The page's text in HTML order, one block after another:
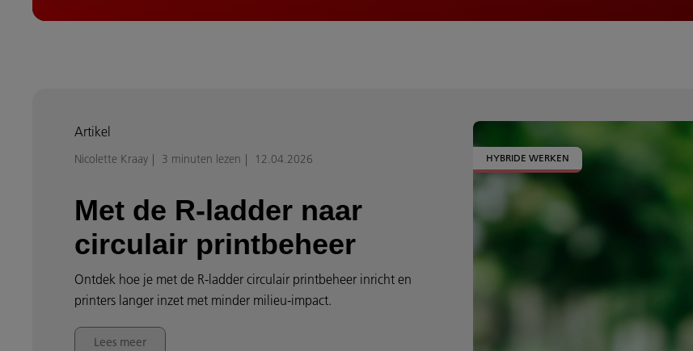
Artikel
Nicolette Kraay 3 minuten lezen 12.04.2026
Met de R-ladder naar
circulair printbeheer
Ontdek hoe je met de R-ladder circulair printbeheer inricht en
printers langer inzet met minder milieu-impact.
Lees meer
HYBRIDE WERKEN